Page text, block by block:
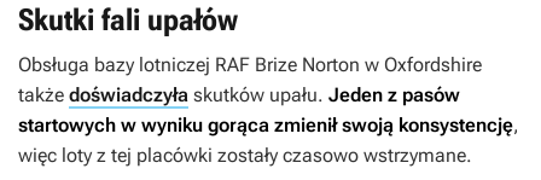
Skutki fali upałów
Obsługa bazy lotniczej RAF Brize Norton w Oxfordshire
także doświadczyła skutków upału. Jeden z pasów
startowych w wyniku gorąca zmienił swoją konsystencję,
więc loty z tej placówki zostały czasowo wstrzymane.